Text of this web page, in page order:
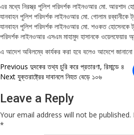
এর মধ্যে নিরস্ত্র পুলিশ পরিদর্শক লাইনওআর মো. আরশাদ
যানবাহন পুলিশ পরিদর্শক লাইনওআর মো. গোলাম রব্বানীকে
যানবাহন পুলিশ পরিদর্শক লাইনওআর মো. শওকত হোসেনকে
পরিদর্শক লাইনওআর এসএম মাহামুদ হাসানকে ওয়েলফেয়ার
এ আদেশ অবিলম্বে কার্যকর করা হবে বলেও আদেশে জানানো
Post
navigation
Previous দুদকের তথ্য চুরি করে প্রতারণা, রিমান্ডে ৪
Next যুক্তরাষ্ট্রের দাবানলে নিহত বেড়ে ১০৬
Leave a Reply
Your email address will not be published.
*